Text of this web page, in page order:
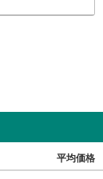
平均価格